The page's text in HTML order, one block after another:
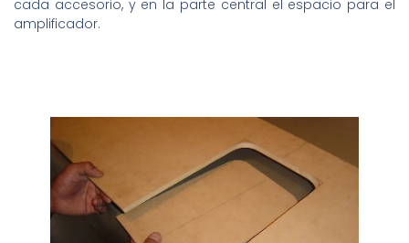
cada accesorio, y en la parte central el espacio para el
amplificador.